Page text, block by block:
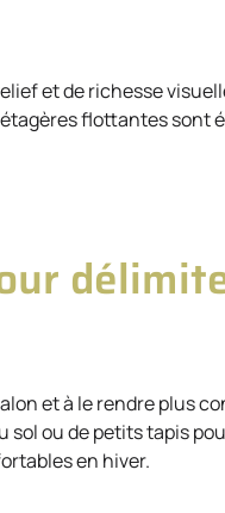
et de richesse
flottantes sont
et à le rendre plus
sol ou de petits tapis
en hiver.